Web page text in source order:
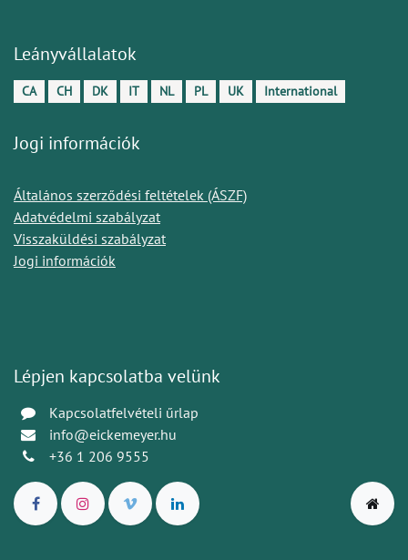
Leányvállalatok
CA CH DK IT NL PL UK International
Jogi információk
Általános szerződési feltételek (ÁSZF)
Adatvédelmi szabályzat
Visszaküldési szabályzat
Jogi információk
Lépjen kapcsolatba velünk
Kapcsolatfelvételi űrlap
info@eickemeyer.hu
+36 1 206 9555